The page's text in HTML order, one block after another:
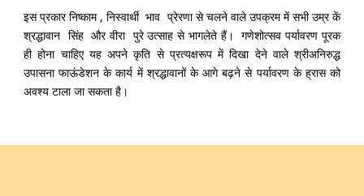
इस प्रकार निष्काम , निस्वार्थी भाव प्रेरणा से चलने वाले उपक्रम में सभी उम्र कें
श्रद्धावान सिंह और वीरा पुरे उत्साह से भागलेते हैं। गणेशोत्सव पर्यावरण पूरक
ही होना चाहिए यह अपने कृति से प्रत्यक्षरूप में दिखा देने वाले श्रीअनिरुद्ध
उपासना फाऊंडेशन के कार्य में श्रद्धावानों के आगे बढ़ने से पर्यावरण के ह्रास को
अवश्य टाला जा सकता है।